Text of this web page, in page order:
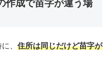
作成で苗字が違う場
、 住所は同じだけど苗字が